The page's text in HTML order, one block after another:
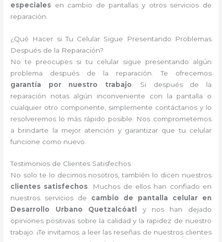
especiales en cambio de pantallas y otros servicios de
reparación.
¿Qué Hacer si Tu Celular Sigue Presentando Problemas
Después de la Reparación?
No te preocupes si tu celular sigue presentando algún
problema después de la reparación. Te ofrecemos
garantía por nuestro trabajo . Si después de la
reparación notas algún inconveniente con la pantalla o
cualquier otro componente, simplemente contáctanos y lo
resolveremos lo más rápido posible. Nos comprometemos
a brindarte la mejor atención y garantizar que tu celular
funcione como nuevo.
Testimonios de Clientes Satisfechos
No solo te lo decimos nosotros, también lo dicen nuestros
clientes satisfechos. Muchos de ellos han confiado en
nuestros servicios de cambio de pantalla celular en
Desarrollo Urbano Quetzalcóatl
y nos han dejado
opiniones positivas sobre la calidad y la rapidez de nuestro
trabajo. ¡Te invitamos a leer las reseñas de nuestros clientes